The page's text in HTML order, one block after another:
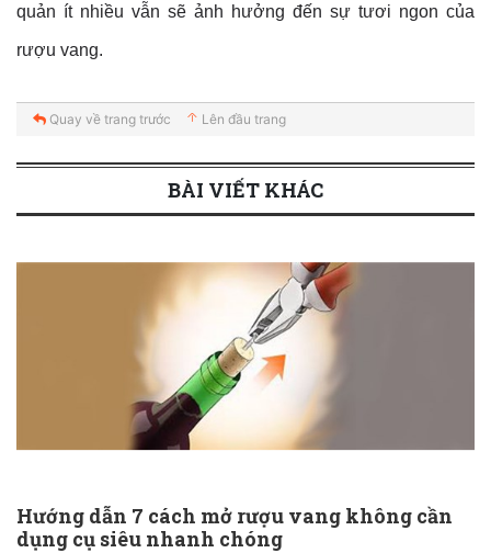
quản ít nhiều vẫn sẽ ảnh hưởng đến sự tươi ngon của
rượu vang.
Quay về trang trước Lên đầu trang
BÀI VIẾT KHÁC
Hướng dẫn 7 cách mở rượu vang không cần
dụng cụ siêu nhanh chóng